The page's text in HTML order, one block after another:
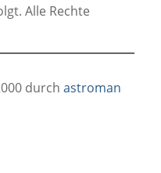
Alle Rechte
durch astroman